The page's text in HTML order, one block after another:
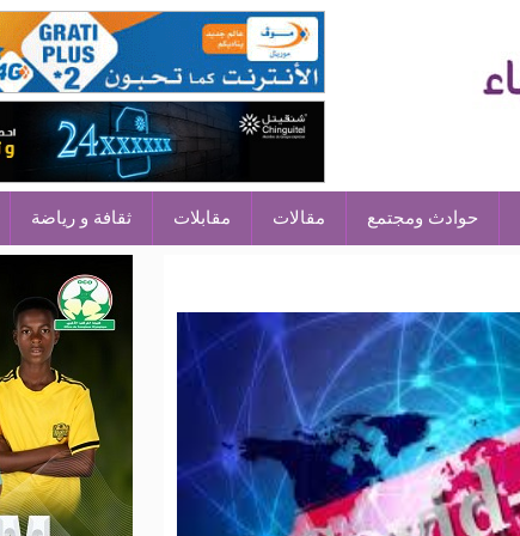
حوادث ومجتمع مقالات مقابلات ثقافة و رياضة